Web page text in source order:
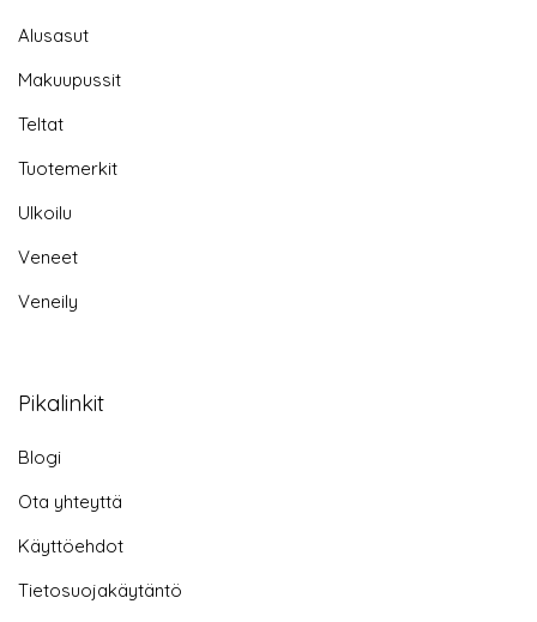
Alusasut
Makuupussit
Teltat
Tuotemerkit
Ulkoilu
Veneet
Veneily
Pikalinkit
Blogi
Ota yhteyttä
Käyttöehdot
Tietosuojakäytäntö